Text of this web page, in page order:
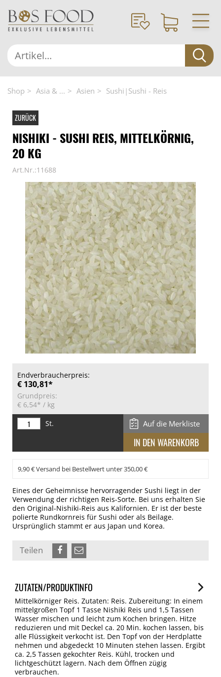
Shop Asia & ... Asien Sushi|Sushi - Reis
ZURÜCK
NISHIKI - SUSHI REIS, MITTELKÖRNIG,
20 KG
Art.Nr.:11688
Endverbraucherpreis:
€ 130,81*
Grundpreis:
€ 6,54* / kg
St.
Auf die Merkliste
9,90 € Versand bei Bestellwert unter 350,00 €
Eines der Geheimnisse hervorragender Sushi liegt in der
Verwendung der richtigen Reis-Sorte. Bei uns erhalten Sie
den Original-Nishiki-Reis aus Kalifornien. Er ist der beste
polierte Rundkornreis für Sushi oder als Beilage.
Ursprünglich stammt er aus Japan und Korea.
Teilen
ZUTATEN/PRODUKTINFO
Mittelkörniger Reis. Zutaten: Reis. Zubereitung: In einem
mittelgroßen Topf 1 Tasse Nishiki Reis und 1,5 Tassen
Wasser mischen und leicht zum Kochen bringen. Hitze
reduzieren und mit Deckel ca. 20 Min. kochen lassen, bis
alle Flüssigkeit verkocht ist. Den Topf von der Herdplatte
nehmen und abgedeckt 10 Minuten stehen lassen. Ergibt
ca. 2,5 Tassen gekochter Reis. Kühl, trocken und
lichtgeschützt lagern. Nach dem Öffnen zügig
verbrauchen.